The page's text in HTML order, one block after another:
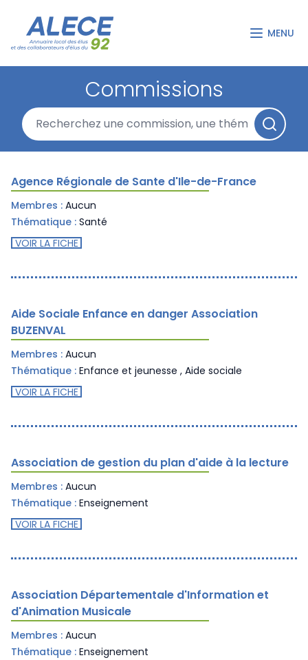
MENU
Commissions
Agence Régionale de Sante d'Ile-de-France
Membres : Aucun
Thématique : Santé
VOIR LA FICHE
Aide Sociale Enfance en danger Association
BUZENVAL
Membres : Aucun
Thématique : Enfance et jeunesse , Aide sociale
VOIR LA FICHE
Association de gestion du plan d'aide à la lecture
Membres : Aucun
Thématique : Enseignement
VOIR LA FICHE
Association Départementale d'Information et
d'Animation Musicale
Membres : Aucun
Thématique : Enseignement